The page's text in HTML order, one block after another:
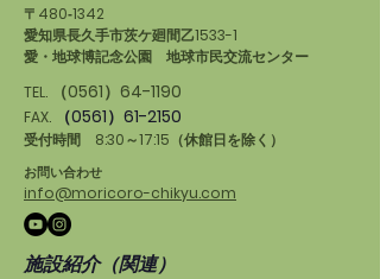
〒480‐1342
愛知県長久手市茨ケ廻間乙1533-1
愛・地球博記念公園 地球市民交流センター
TEL.
（0561）64-1190
FAX. （0561）61-2150
受付時間 8:30～17:15（休館日を除く）
お問い合わせ
info@moricoro-chikyu.com
施設紹介（関連）